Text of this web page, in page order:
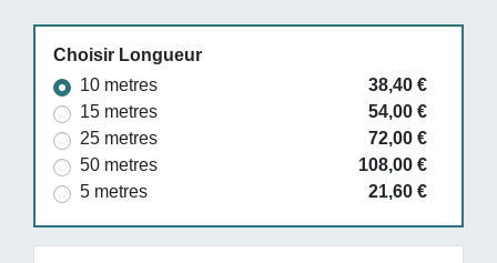
Choisir Longueur
10 metres
38,40 €
15 metres
54,00 €
25 metres
72,00 €
50 metres
108,00 €
5 metres
21,60 €